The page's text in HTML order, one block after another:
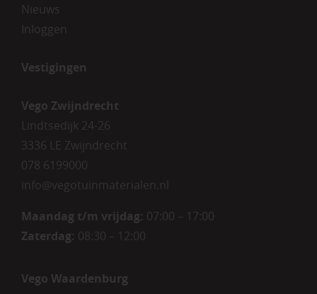
Nieuws
Inloggen
Vestigingen
Vego Zwijndrecht
Lindtsedijk 24-26
3336 LE Zwijndrecht
078 6199000
info@vegotuinmaterialen.nl
Maandag t/m vrijdag: 07:00 – 17:00
Zaterdag: 08:30 – 12:00
Vego Waardenburg